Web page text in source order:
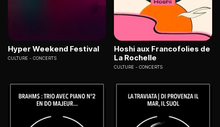
Hyper Weekend Festival
CULTURE CONCERTS
Hoshi aux Francofolies de
La Rochelle
CULTURE CONCERTS